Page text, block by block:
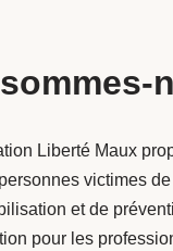
Liberté Maux
victimes
et de
pour les